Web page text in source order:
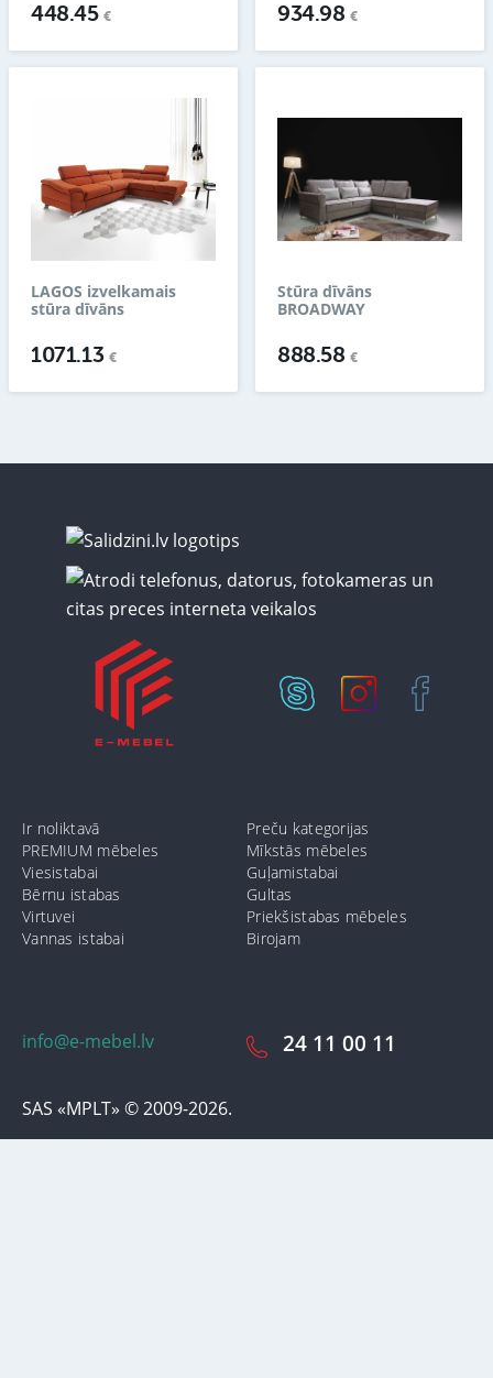
448.45€ 934.98€
LAGOS izvelkamais
stūra dīvāns
1071.13 €
Stūra dīvāns
BROADWAY
888.58€
info@e-mebel.lv
SAS «MPLT» © 2009-2026.
24 11 00 11
Ir noliktavā
Preču kategorijas
PREMIUM mēbeles
Mīkstās mēbeles
Viesistabai
Guļamistabai
Bērnu istabas
Gultas
Virtuvei
Priekšistabas mēbeles
Vannas istabai
Birojam